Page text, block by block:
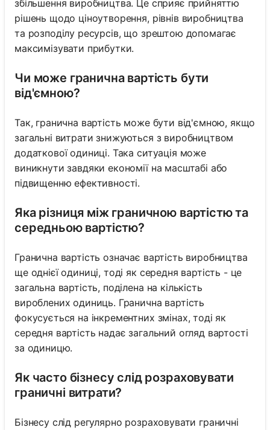
збільшення виробництва. Це сприяє прийняттю
рішень щодо ціноутворення, рівнів виробництва
та розподілу ресурсів, що зрештою допомагає
максимізувати прибутки.
Чи може гранична вартість бути
від'ємною?
Так, гранична вартість може бути від'ємною, якщо
загальні витрати знижуються з виробництвом
додаткової одиниці. Така ситуація може
виникнути завдяки економії на масштабі або
підвищенню ефективності.
Яка різниця між граничною вартістю та
середньою вартістю?
Гранична вартість означає вартість виробництва
ще однієї одиниці, тоді як середня вартість - це
загальна вартість, поділена на кількість
вироблених одиниць. Гранична вартість
фокусується на інкрементних змінах, тоді як
середня вартість надає загальний огляд вартості
за одиницю.
Як часто бізнесу слід розраховувати
граничні витрати?
Бізнесу слід регулярно розраховувати граничні